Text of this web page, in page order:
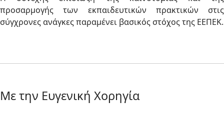
προσαρμογής των εκπαιδευτικών πρακτικών στις
σύγχρονες ανάγκες παραμένει βασικός στόχος της ΕΕΠΕΚ.
Με την Ευγενική Χορηγία